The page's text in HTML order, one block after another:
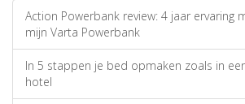
Action Powerbank review: 4 jaar ervaring
mijn Varta Powerbank
In 5 stappen je bed opmaken zoals in
hotel